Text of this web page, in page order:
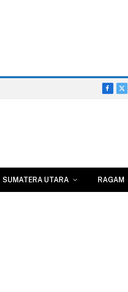
X
SUMATERA UTARA RAGAM